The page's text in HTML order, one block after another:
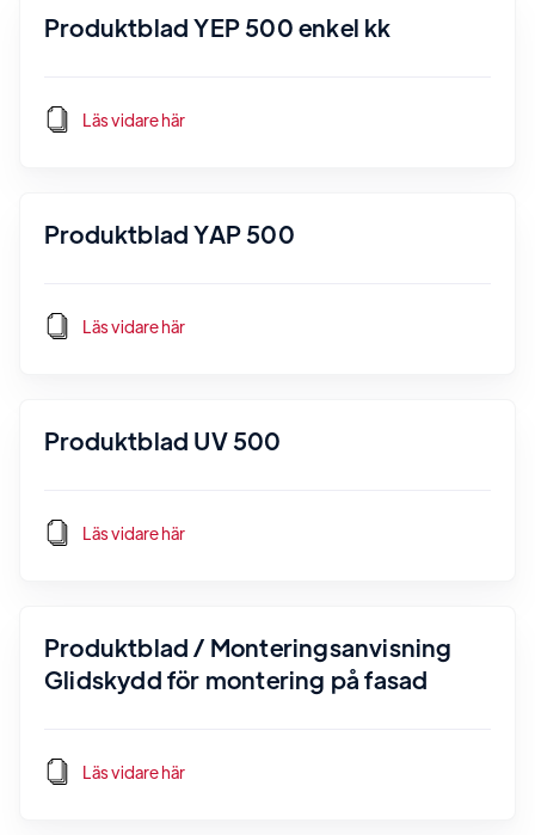
Produktblad YEP 500 enkel kk
Läs vidare här
Produktblad YAP 500
Läs vidare här
Produktblad UV 500
Läs vidare här
Produktblad / Monteringsanvisning
Glidskydd för montering på fasad
Läs vidare här